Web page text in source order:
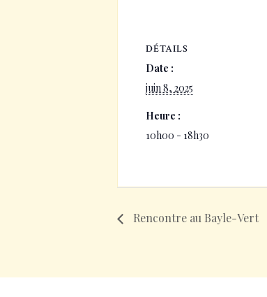
DÉTAILS
Date :
juin 8, 2025
Heure :
10h00 - 18h30
Rencontre au Bayle-Vert